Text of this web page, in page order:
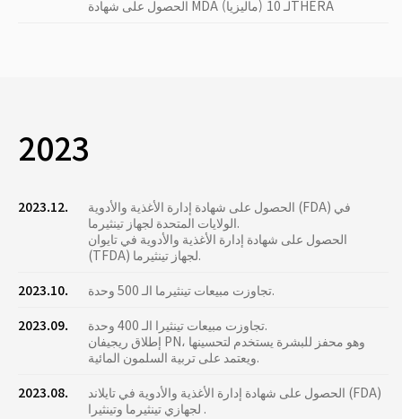
الحصول على شهادة MDA (ماليزيا) لـ 10THERA
2023
2023.12.
الحصول على شهادة إدارة الأغذية والأدوية (FDA) في
الولايات المتحدة لجهاز تينثيرما.
الحصول على شهادة إدارة الأغذية والأدوية في تايوان
(TFDA) لجهاز تينثيرما.
2023.10.
تجاوزت مبيعات تينثيرما الـ 500 وحدة.
2023.09.
تجاوزت مبيعات تينثيرا الـ 400 وحدة.
إطلاق ريجيفان PN، وهو محفز للبشرة يستخدم لتحسينها
ويعتمد على تربية السلمون المائية.
2023.08.
الحصول على شهادة إدارة الأغذية والأدوية في تايلاند (FDA)
لجهازي تينثيرما وتينثيرا .